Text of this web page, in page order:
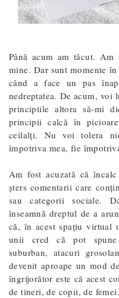
Până acum am tăcut.
mine. Dar sunt momente
când a face un pas
nedreptatea. De acum, voi
principiile altora să-mi
principii calcă în
ceilalți. Nu voi tolera
împotriva mea, fie
Am fost acuzată că
șters comentarii care
sau categorii sociale.
înseamnă dreptul de a
că, în acest spațiu virtual
unii cred că pot spune
suburban, atacuri
devenit aproape un mod
îngrijorător este că acest
de tineri, de copii, de